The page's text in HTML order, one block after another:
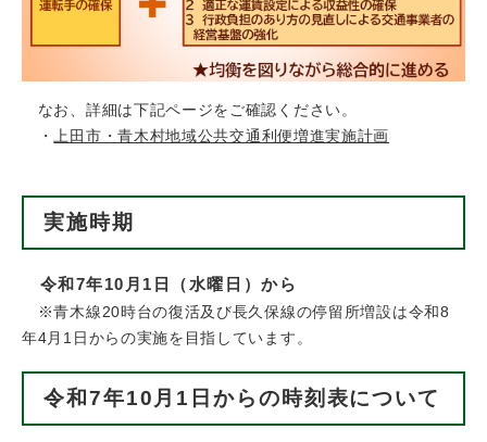
なお、詳細は下記ページをご確認ください。
・上田市・青木村地域公共交通利便増進実施計画
実施時期
令和7年10月1日（水曜日）から
※青木線20時台の復活及び長久保線の停留所増設は令和8
年4月1日からの実施を目指しています。
令和7年10月1日からの時刻表について